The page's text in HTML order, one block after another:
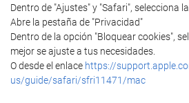
Dentro de "Ajustes" y "Safari", selecciona
Abre la pestaña de "Privacidad"
Dentro de la opción "Bloquear cookies",
mejor se ajuste a tus necesidades.
O desde el enlace https://
us/guide/safari/sfri11471/mac